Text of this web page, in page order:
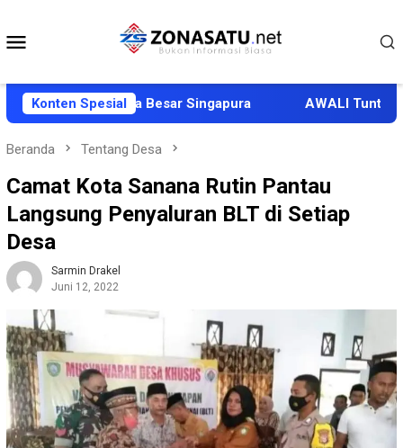
konten
Konten Spesial
Duta Besar Singapura AWALI Tuntut Ganti
Beranda Tentang Desa
Camat Kota Sanana Rutin Pantau
Langsung Penyaluran BLT di Setiap
Desa
Sarmin Drakel
Juni 12, 2022